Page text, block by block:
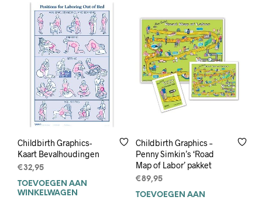
Childbirth Graphics-
Kaart Bevalhoudingen
€32,95
TOEVOEGEN AAN
WINKELWAGEN
Childbirth Graphics –
Penny Simkin’s ‘Road
Map of Labor’ pakket
€89,95
TOEVOEGEN AAN